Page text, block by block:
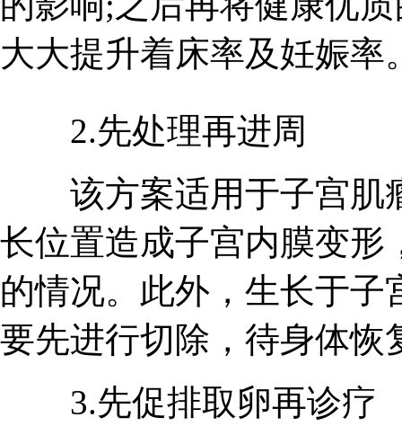
大大提升着床率及妊娠率
2.先处理再进周
该方案适用于子宫肌
长位置造成子宫内膜变形
的情况。此外，生长于
要先进行切除，待身体
3.先促排取卵再诊疗